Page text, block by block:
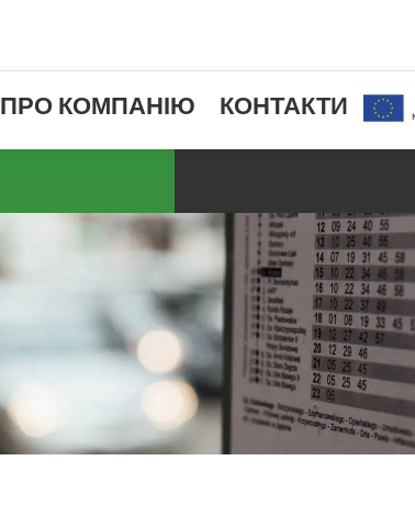
ПРО КОМПАНІЮ КОНТАКТИ